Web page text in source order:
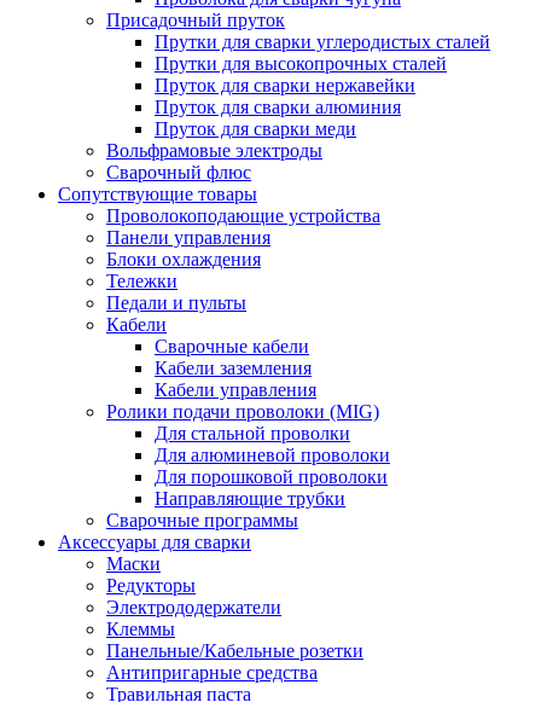
Присадочный пруток
Прутки для сварки углеродистых сталей
Прутки для высокопрочных сталей
Пруток для сварки нержавейки
Пруток для сварки алюминия
Пруток для сварки меди
Вольфрамовые электроды
Сварочный флюс
Сопутствующие товары
Проволокоподающие устройства
Панели управления
Блоки охлаждения
Тележки
Педали и пульты
Кабели
Сварочные кабели
Кабели заземления
Кабели управления
Ролики подачи проволоки (MIG)
Для стальной проволки
Для алюминевой проволоки
Для порошковой проволоки
Направляющие трубки
Сварочные программы
Аксессуары для сварки
Маски
Редукторы
Электрододержатели
Клеммы
Панельные/Кабельные розетки
Антипригарные средства
Травильная паста